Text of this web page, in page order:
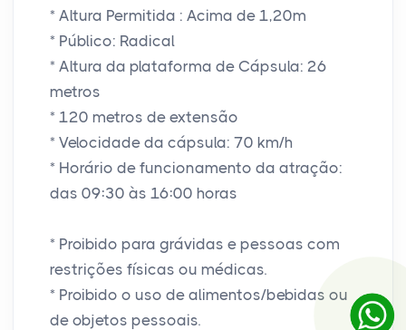
* Altura Permitida : Acima de 1,20m
* Público: Radical
* Altura da plataforma de Cápsula: 26
metros
* 120 metros de extensão
* Velocidade da cápsula: 70 km/h
* Horário de funcionamento da atração:
das 09:30 às 16:00 horas
* Proibido para grávidas e pessoas com
restrições físicas ou médicas.
* Proibido o uso de alimentos/bebidas ou
de objetos pessoais.